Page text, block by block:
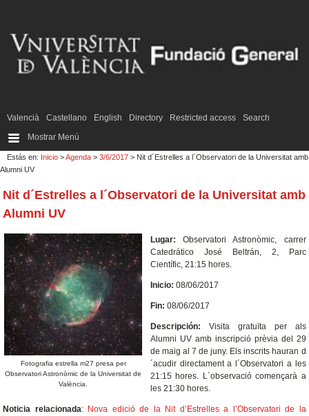
Valencià Castellano English Directory Restricted access
Search
Mostrar Menú
Estás en: Inicio >Agenda > 3/6/2017 > Nit d´Estrelles a l´Observatori de la Universitat amb
Alumni UV
Nit d´Estrelles a l´Observatori de la Universitat amb
Alumni UV
Fotografia estrella m27 presa per
Observatori Astronòmic de la Universitat de
València.
Lugar:Observatori Astronòmic, carrer
Catedrático José Beltrán, 2, Parc
Científic, 21:15 hores.
Inicio: 08/06/2017
Fin: 08/06/2017
Descripción: Visita gratuïta per als
Alumni UV amb inscripció prèvia del 29
de maig al 7 de juny. Els inscrits hauran d
´acudir directament a l´Observatori a les
21:15 hores. L´observació començarà a
les 21:30 hores.
Noticia relacionada: Nova edició de la Nit d’Estrelles a l’Observatori de la